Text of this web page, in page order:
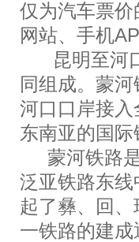
仅为汽车票
网站、手机
昆明至河口
同组成。蒙
河口口岸接
东南亚的国际
蒙河铁路是
泛亚铁路东
起了彝、回
一铁路的建